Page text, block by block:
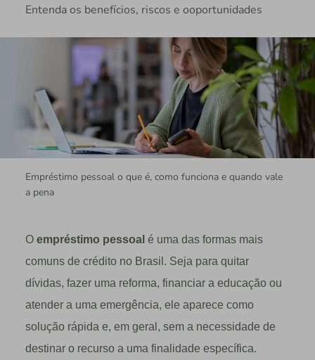
Entenda os benefícios, riscos e ooportunidades
Empréstimo pessoal o que é, como funciona e quando vale
a pena
O empréstimo pessoal é uma das formas mais
comuns de crédito no Brasil. Seja para quitar
dívidas, fazer uma reforma, financiar a educação ou
atender a uma emergência, ele aparece como
solução rápida e, em geral, sem a necessidade de
destinar o recurso a uma finalidade específica.